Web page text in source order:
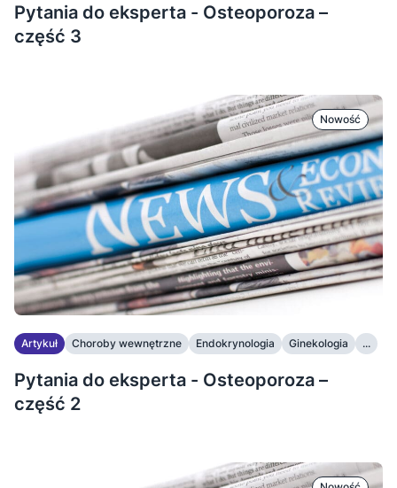
Pytania do eksperta - Osteoporoza –
część 3
Nowość
Artykuł Choroby wewnętrzne Endokrynologia Ginekologia ...
Pytania do eksperta - Osteoporoza –
część 2